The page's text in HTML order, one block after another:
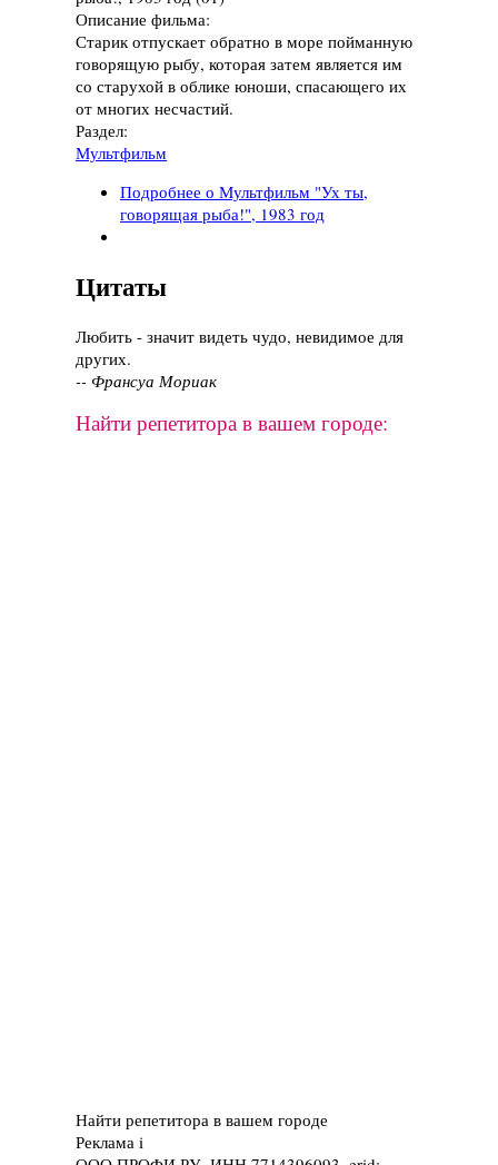
Описание фильма:
Старик отпускает обратно в море пойманную
говорящую рыбу, которая затем является им
со старухой в облике юноши, спасающего их
от многих несчастий.
Раздел:
Мультфильм
Подробнее о Мультфильм "Ух ты,
говорящая рыба!", 1983 год
Цитаты
Любить - значит видеть чудо, невидимое для
других.
-- Франсуа Мориак
Найти репетитора в вашем городе:
Найти репетитора в вашем городе
Реклама i